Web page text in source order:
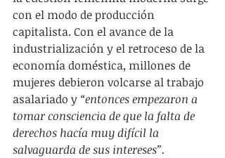
con el modo de producción
capitalista. Con el avance de la
industrialización y el retroceso de la
economía doméstica, millones de
mujeres debieron volcarse al trabajo
asalariado y “entonces empezaron a
tomar consciencia de que la falta de
derechos hacía muy difícil la
salvaguarda de sus intereses”.